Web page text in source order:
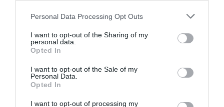
Personal Data Processing Opt Outs
I want to opt-out of the Sharing of my
personal data.
Opted In
I want to opt-out of the Sale of my
Personal Data.
Opted In
I want to opt-out of processing my
Fim da 1ª parte.
Cinco inicial
10 - Stella Rossato ®
5 - Laura Rubega
7 - Matilde Ghirardello
8 - Maria Boscaro
da 2ª
Cinco inicial
6 - Ana João Folgado